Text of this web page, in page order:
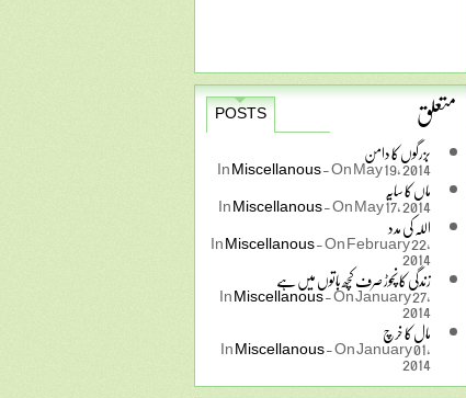
متعلق
POSTS
بزرگوں کا دامن
InMiscellanous-On May 19, 2014
ماں کا سایہ InMiscellanous-On May 17, 2014
اللہ کی مدد InMiscellanous-On February 22,
2014
زندگی کا نچوڑ صرف کچھ باتوں میں ہے InMiscellanous-On January 27,
2014
مال کا خرچ InMiscellanous-On January 01,
2014